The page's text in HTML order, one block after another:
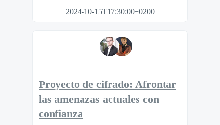
2024-10-15T17:30:00+0200
Proyecto de cifrado: Afrontar
las amenazas actuales con
confianza